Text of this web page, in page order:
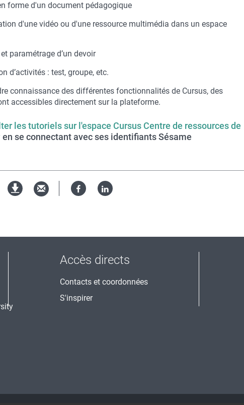
forme d'un document pédagogique
d'une vidéo ou d'une ressource multimédia dans un espace
paramétrage d’un devoir
d’activités : test, groupe, etc.
connaissance des différentes fonctionnalités de Cursus, des
accessibles directement sur la plateforme.
les tutoriels sur l'espace Cursus Centre de ressources de
en se connectant avec ses identifiants Sésame
FacebookLinked
Accès directs
Contacts et coordonnées
S'inspirer